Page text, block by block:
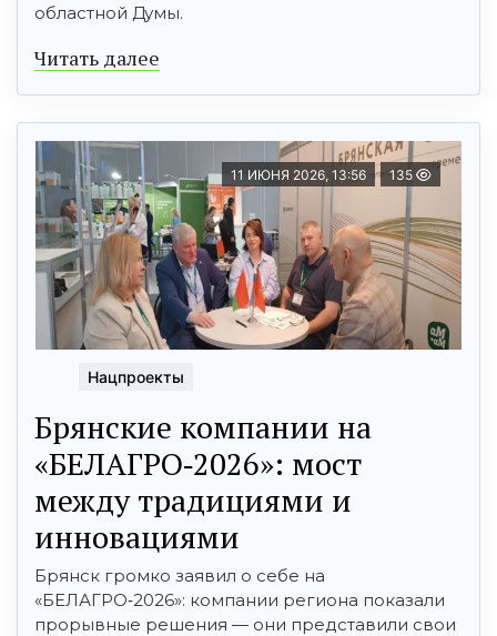
областной Думы.
Читать далее
11 ИЮНЯ 2026, 13:56 135
Нацпроекты
Брянские компании на
«БЕЛАГРО‑2026»: мост
между традициями и
инновациями
Брянск громко заявил о себе на
«БЕЛАГРО‑2026»: компании региона показали
прорывные решения — они представили свои